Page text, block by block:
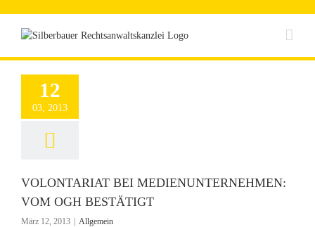
springen
12
03, 2013
VOLONTARIAT BEI MEDIENUNTERNEHMEN:
VOM OGH BESTÄTIGT
März 12, 2013 Allgemein